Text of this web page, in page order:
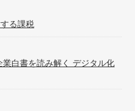
る課税
白書を読み解く デジタル化